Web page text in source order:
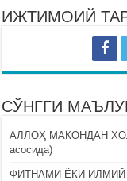
ИЖТИМОИЙ
СЎНГГИ
АЛЛОҲ МАКОНДАН
асосида)
ФИТНАМИ ЁКИ ИЛМИЙ